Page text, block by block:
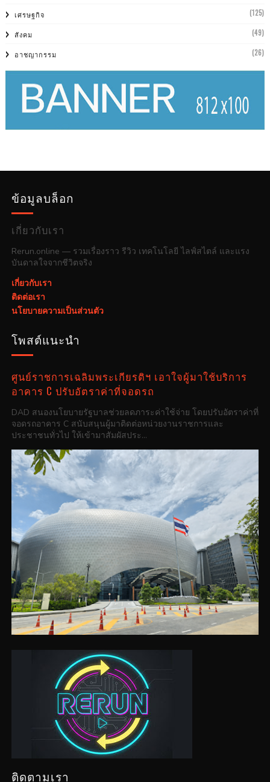
เศรษฐกิจ (125)
สังคม (49)
อาชญากรรม (26)
ข้อมูลบล็อก
เกี่ยวกับเรา
Rerun.online — รวมเรื่องราว รีวิว เทคโนโลยี ไลฟ์สไตล์ และแรง
บันดาลใจจากชีวิตจริง
เกี่ยวกับเรา
ติดต่อเรา
นโยบายความเป็นส่วนตัว
โพสต์แนะนำ
ศูนย์ราชการเฉลิมพระเกียรติฯ เอาใจผู้มาใช้บริการ
อาคาร C ปรับอัตราค่าที่จอดรถ
DAD สนองนโยบายรัฐบาลช่วยลดภาระค่าใช้จ่าย โดยปรับอัตราค่าที่
จอดรถอาคาร C สนับสนุนผู้มาติดต่อหน่วยงานราชการและ
ประชาชนทั่วไป ให้เข้ามาสัมผัสประ...
ติดตามเรา